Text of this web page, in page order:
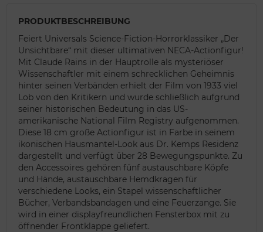
PRODUKTBESCHREIBUNG
Feiert Universals Science-Fiction-Horrorklassiker „Der
Unsichtbare“ mit dieser ultimativen NECA-Actionfigur!
Mit Claude Rains in der Hauptrolle als mysteriöser
Wissenschaftler mit einem schrecklichen Geheimnis
hinter seinen Verbänden erhielt der Film von 1933 viel
Lob von den Kritikern und wurde schließlich aufgrund
seiner historischen Bedeutung in das US-
amerikanische National Film Registry aufgenommen.
Diese 18 cm große Actionfigur ist in Farbe in seinem
ikonischen Hausmantel-Look aus Dr. Kemps Residenz
dargestellt und verfügt über 28 Bewegungspunkte. Zu
den Accessoires gehören fünf austauschbare Köpfe
und Hände, austauschbare Hemdkragen für
verschiedene Looks, ein Stapel wissenschaftlicher
Bücher, Verbandsbandagen und eine Feuerzange. Sie
wird in einer displayfreundlichen Fensterbox mit zu
öffnender Frontklappe geliefert.